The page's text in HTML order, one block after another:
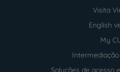
Visita
English
My
Soluções de acesso